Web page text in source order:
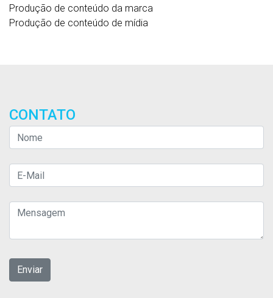
Produção de conteúdo da marca
Produção de conteúdo de mídia
CONTATO